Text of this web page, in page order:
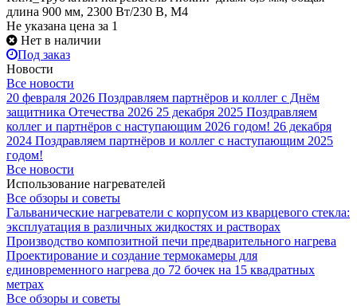
длина 900 мм, 2300 Вт/230 В, M4
Не указана цена за 1
Нет в наличии
Под заказ
Новости
Все новости
20 февраля 2026 Поздравляем партнёров и коллег с Днём
защитника Отечества 2026 25 декабря 2025 Поздравляем
коллег и партнёров с наступающим 2026 годом! 26 декабря
2024 Поздравляем партнёров и коллег с наступающим 2025
годом!
Все новости
Использование нагревателей
Все обзоры и советы
Гальванические нагреватели с корпусом из кварцевого стекла:
эксплуатация в различных жидкостях и растворах
Производство композитной печи предварительного нагрева
Проектирование и создание термокамеры для
единовременного нагрева до 72 бочек на 15 квадратных
метрах
Все обзоры и советы